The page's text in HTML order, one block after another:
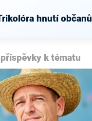
hnutí občanů
k tématu